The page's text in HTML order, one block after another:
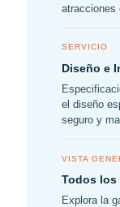
atracciones
SERVICIO
Diseño e
el diseño
seguro y
VISTA
Todos los
Explora la